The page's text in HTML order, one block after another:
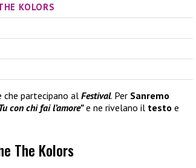
KOLORS
partecipano al Festival. Per Sanremo
con chi fai l’amore”e ne rivelano il testo e
The Kolors